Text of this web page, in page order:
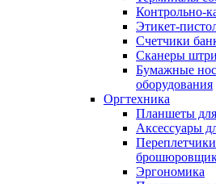
Контрольно-
Этикет-
Счетчики
Сканеры
Бумажные
оборудования
Оргтехника
Планшеты
Аксессуары
Эргономика